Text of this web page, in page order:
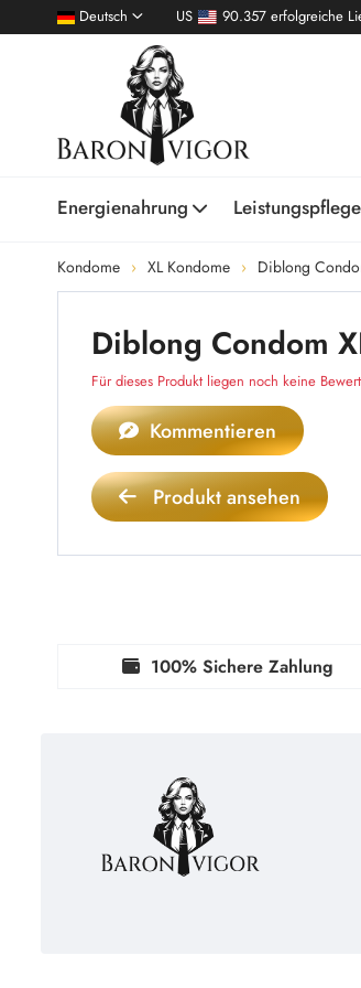
Deutsch US 90.357 erfolgreiche
Energienahrung Leistungspflege
Kondome XL Kondome Diblong
Diblong Condom
Für dieses Produkt liegen noch keine
Kommentieren
Produkt ansehen
100% Sichere Zahlung